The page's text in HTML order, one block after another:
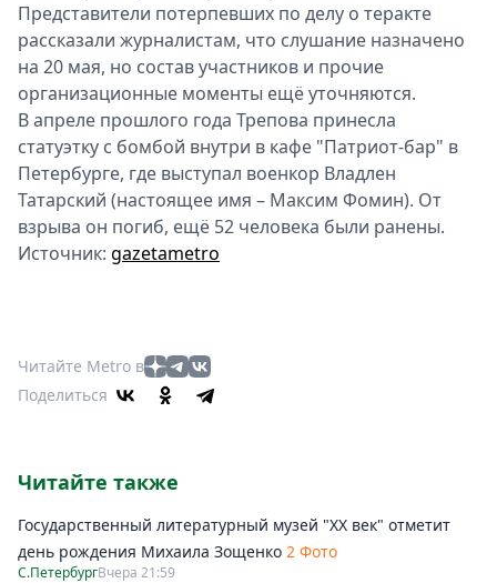
Представители потерпевших по делу о теракте
рассказали журналистам, что слушание назначено
на 20 мая, но состав участников и прочие
организационные моменты ещё уточняются.
В апреле прошлого года Трепова принесла
статуэтку с бомбой внутри в кафе "Патриот-бар" в
Петербурге, где выступал военкор Владлен
Татарский (настоящее имя – Максим Фомин). От
взрыва он погиб, ещё 52 человека были ранены.
Источник: gazetametro
Читайте Metro в
Поделиться
Читайте также
Государственный литературный музей "ХХ век" отметит
день рождения Михаила Зощенко 2 Фото
С.ПетербургВчера 21:59